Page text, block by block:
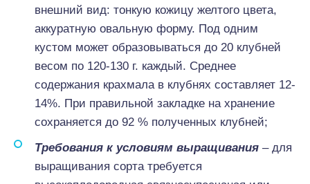
внешний вид: тонкую кожицу желтого цвета,
аккуратную овальную форму. Под одним
кустом может образовываться до 20 клубней
весом по 120-130 г. каждый. Среднее
содержания крахмала в клубнях составляет 12-
14%. При правильной закладке на хранение
сохраняется до 92 % полученных клубней;
Требования к условиям выращивания – для
выращивания сорта требуется